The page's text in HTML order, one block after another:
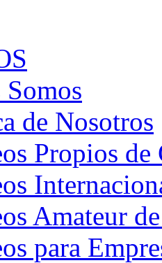
Somos
de Nosotros
Propios
Amateur
para